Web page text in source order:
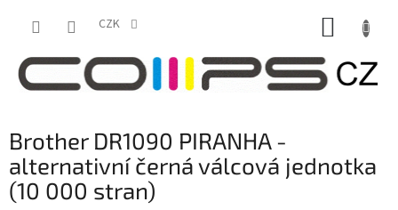
CZK
Brother DR1090 PIRANHA -
alternativní černá válcová jednotka
(10 000 stran)